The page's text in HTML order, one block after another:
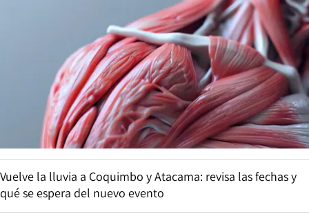
Vuelve la lluvia a Coquimbo y Atacama: revisa las fechas y
qué se espera del nuevo evento